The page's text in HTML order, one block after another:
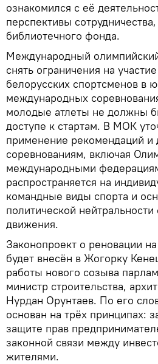
ознакомился с её
перспективы
библиотечного фонда.
Международный
снять ограничения на
белорусских спортсменов в
международных
молодые атлеты не должны
доступе к стартам. В МОК
применение рекомендаций и
соревнованиям, включая
международными
распространяется на
командные виды спорта и
политической
движения.
Законопроект о реновации
будет внесён в Жогорку
работы нового созыва
министр строительства,
Нурдан Орунтаев. По его
основан на трёх принципах:
защите прав
законной связи между
жителями.